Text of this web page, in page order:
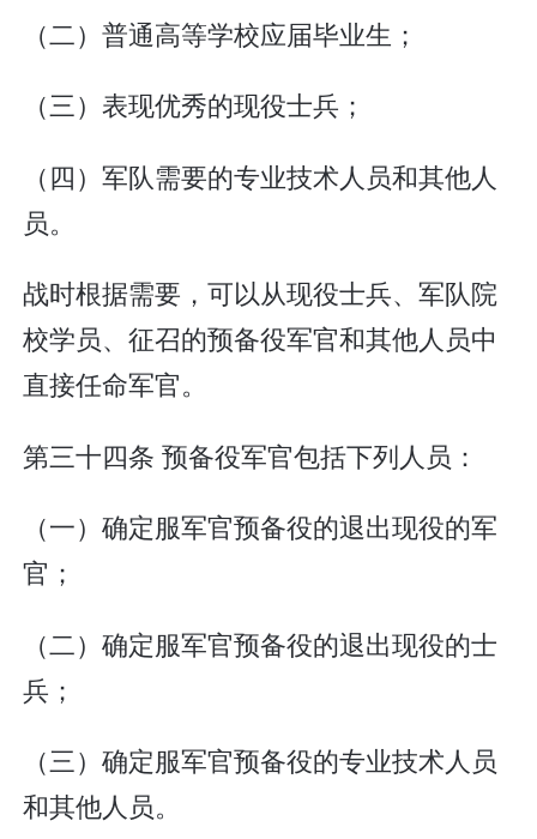
（二）普通高等学校应届毕业生；
（三）表现优秀的现役士兵；
（四）军队需要的专业技术人员和其他人
员。
战时根据需要，可以从现役士兵、军队院
校学员、征召的预备役军官和其他人员中
直接任命军官。
第三十四条 预备役军官包括下列人员：
（一）确定服军官预备役的退出现役的军
官；
（二）确定服军官预备役的退出现役的士
兵；
（三）确定服军官预备役的专业技术人员
和其他人员。